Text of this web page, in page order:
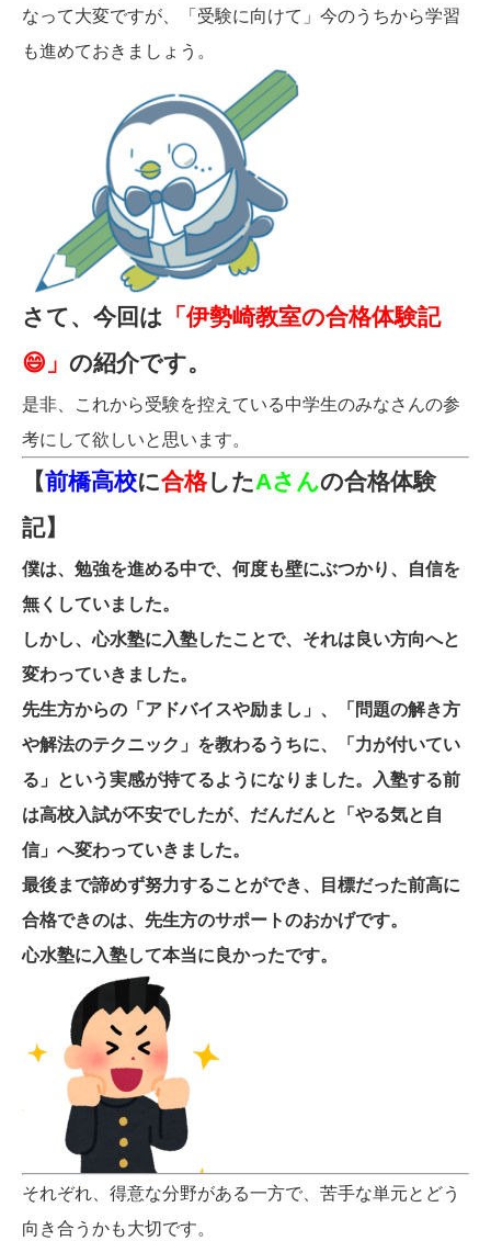
お友達紹介
なって大変ですが、「受験に向けて」今のうちから学習
も進めておきましょう。
さて、今回は 「伊勢崎教室の合格体験記
😄」 の紹介です。
是非、これから受験を控えている中学生のみなさんの参
考にして欲しいと思います。
【前橋高校に合格したAさんの合格体験
記】
僕は、勉強を進める中で、何度も壁にぶつかり、自信を
無くしていました。
しかし、心水塾に入塾したことで、それは良い方向へと
変わっていきました。
先生方からの「アドバイスや励まし」、
「問題の解き方
や解法のテクニック」を教わるうちに、「力が付いてい
る」という実感が持てるようになりました。入塾する前
は高校入試が不安でしたが、だんだんと「やる気と自
信」へ変わっていきました。
最後まで諦めず努力することができ、目標だった前高に
合格できのは、先生方のサポートのおかげです。
心水塾に入塾して本当に良かったです。
それぞれ、得意な分野がある一方で、苦手な単元とどう
向き合うかも大切です。